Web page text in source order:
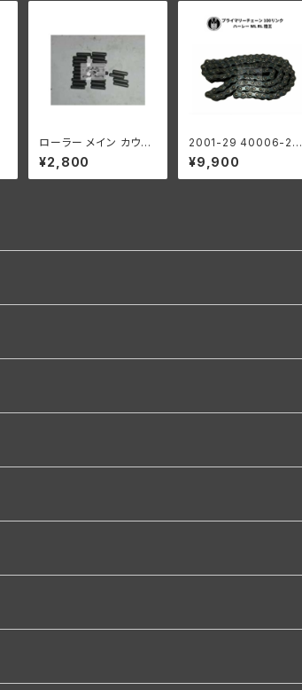
ローラー メイン カウン
ターシャフト 0004" オ
ーバーサイズ 24個 ハ
ーレーダビッドソン
¥2,800
2001-29 40006-29
プライマリーチェーン 1
00リンク ハーレーダビ
ッドソン 1929-52年 D
¥9,900